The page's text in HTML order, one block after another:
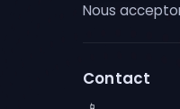
Nous
Contact